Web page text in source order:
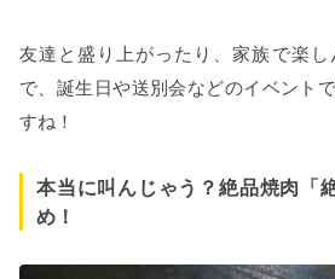
友達と盛り上がったり、家族で楽
で、誕生日や送別会などのイベント
すね！
本当に叫んじゃう？絶品焼肉「
め！